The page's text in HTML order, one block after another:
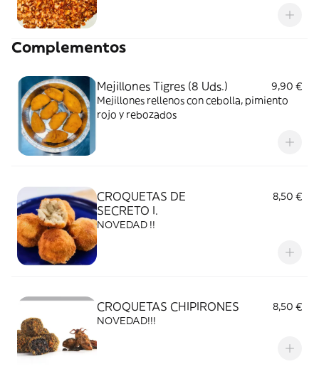
Complementos
Mejillones Tigres (8 Uds.)
9,90 €
Mejillones rellenos con cebolla, pimiento
rojo y rebozados
CROQUETAS DE
SECRETO I.
8,50 €
NOVEDAD !!
CROQUETAS CHIPIRONES
8,50 €
NOVEDAD!!!